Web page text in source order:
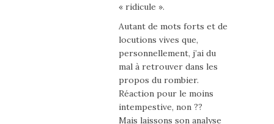
« ridicule ».
Autant de mots forts et de
locutions vives que,
personnellement, j’ai du
mal à retrouver dans les
propos du rombier.
Réaction pour le moins
intempestive, non ??
Mais laissons son analyse